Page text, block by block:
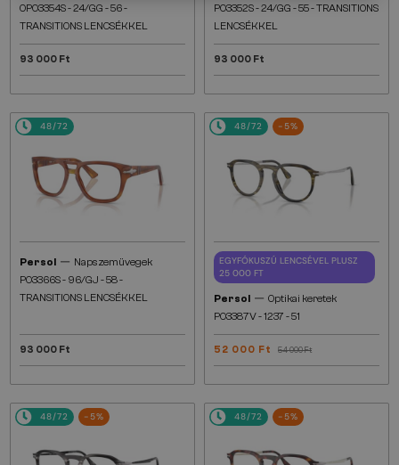
0PO3354S - 24/GG - 56 -
TRANSITIONS LENCSÉKKEL
93 000 Ft
PO3352S - 24/GG - 55 - TRANSITIONS
LENCSÉKKEL
93 000 Ft
48/72
Persol — Napszemüvegek
PO3366S - 96/GJ - 58 -
TRANSITIONS LENCSÉKKEL
93 000 Ft
48/72 -5%
EGYFÓKUSZÚ LENCSÉVEL PLUSZ
25 000 FT
Persol — Optikai keretek
PO3387V - 1237 - 51
52 000 Ft 54 000 Ft
48/72 -5% 48/72 -5%